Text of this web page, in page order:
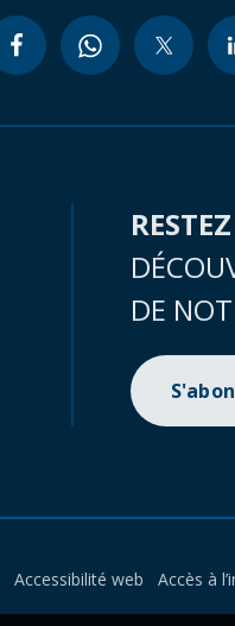
DE
Accessibilité web Accès à